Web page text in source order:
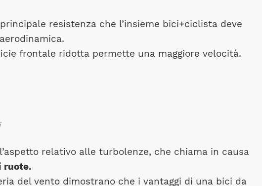
resistenza che l’insieme bici+ciclista deve
frontale ridotta permette una maggiore velocità.
relativo alle turbolenze, che chiama in causa
ruote.
del vento dimostrano che i vantaggi di una bici da